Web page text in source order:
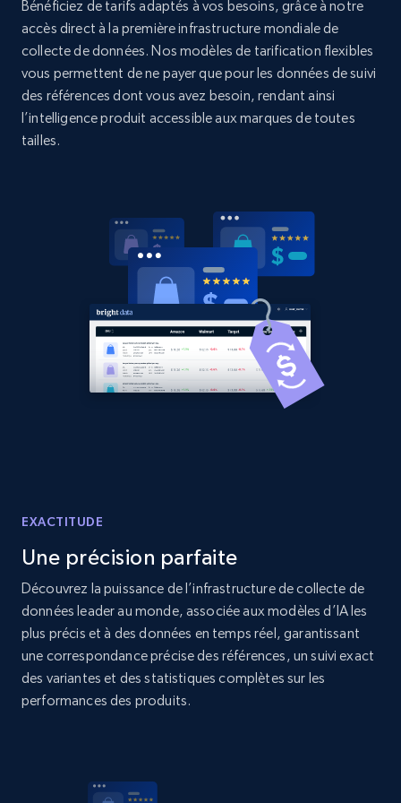
2.1K+ 375+ Commencer
Amazon products global dataset - Collects
products by best sellers category URL
375+ Commencer
Amazon products global dataset - Collect
Amazon products by seller URL
Title, Seller name, Brand, Description, Initial
price, Currency, Availability, Reviews count, and
Amazon products global dataset - Collect
products from Brands URLs
Title, Seller name, Brand, Description, Initial
price, Currency, Availability, Reviews count, and
more.
2.1K+ 375+
Bénéficiez de tarifs adaptés à vos besoins, grâce à notre
accès direct à la première infrastructure mondiale de
collecte de données. Nos modèles de tarification flexibles
vous permettent de ne payer que pour les données de suivi
des références dont vous avez besoin, rendant ainsi
l’intelligence produit accessible aux marques de toutes
tailles.
EXACTITUDE
Une précision parfaite
Découvrez la puissance de l’infrastructure de collecte de
données leader au monde, associée aux modèles d’IA les
plus précis et à des données en temps réel, garantissant
une correspondance précise des références, un suivi exact
des variantes et des statistiques complètes sur les
performances des produits.